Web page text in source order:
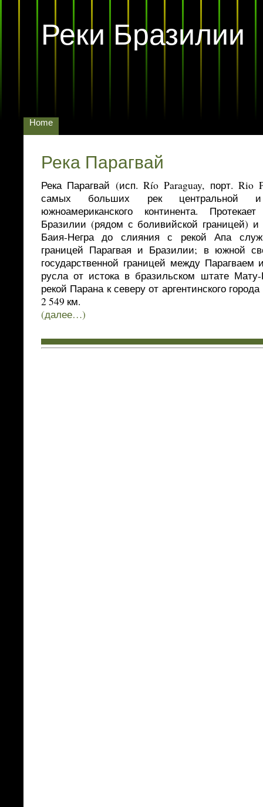
Реки Бразилии
Home
Река Парагвай
Река Парагвай (исп. Río Paraguay, порт.
самых больших рек центральной
южноамериканского континента.
Бразилии (рядом с боливийской границей) и
Баия-Негра до слияния с рекой Апа
границей Парагвая и Бразилии; в южной
государственной границей между Парагваем
русла от истока в бразильском штате
рекой Парана к северу от аргентинского
2 549 км.
(далее…)